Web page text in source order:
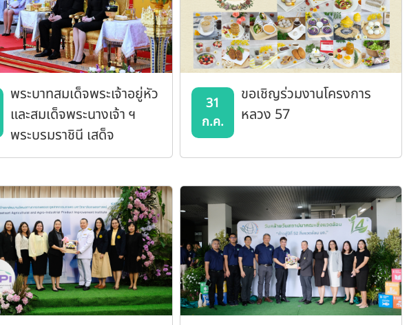
พระบาทสมเด็จพระเจ้าอยู่หัว
และสมเด็จพระนางเจ้า ฯ
พระบรมราชินี เสด็จ
พระราชดำเนินไปทรงเปิด
31
ก.ค.
ขอเชิญร่วมงานโครงการ
หลวง 57